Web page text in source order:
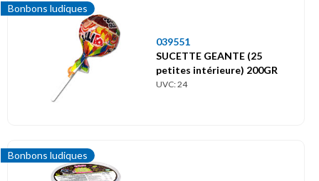
Bonbons ludiques
039551
SUCETTE GEANTE (25
petites intérieure) 200GR
UVC: 24
Bonbons ludiques